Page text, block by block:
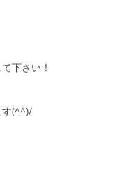
下さい！
す(^^)/